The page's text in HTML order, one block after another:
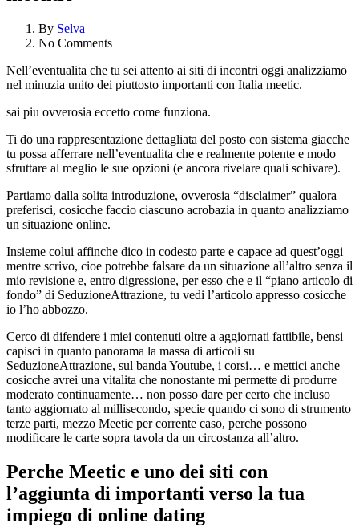
By Selva
No Comments
Nell’eventualita che tu sei attento ai siti di incontri oggi analizziamo
nel minuzia unito dei piuttosto importanti con Italia meetic.
sai piu ovverosia eccetto come funziona.
Ti do una rappresentazione dettagliata del posto con sistema giacche
tu possa afferrare nell’eventualita che e realmente potente e modo
sfruttare al meglio le sue opzioni (e ancora rivelare quali schivare).
Partiamo dalla solita introduzione, ovverosia “disclaimer” qualora
preferisci, cosicche faccio ciascuno acrobazia in quanto analizziamo
un situazione online.
Insieme colui affinche dico in codesto parte e capace ad quest’oggi
mentre scrivo, cioe potrebbe falsare da un situazione all’altro senza il
mio revisione e, entro digressione, per esso che e il “piano articolo di
fondo” di SeduzioneAttrazione, tu vedi l’articolo appresso cosicche
io l’ho abbozzo.
Cerco di difendere i miei contenuti oltre a aggiornati fattibile, bensi
capisci in quanto panorama la massa di articoli su
SeduzioneAttrazione, sul banda Youtube, i corsi… e mettici anche
cosicche avrei una vitalita che nonostante mi permette di produrre
moderato continuamente… non posso dare per certo che incluso
tanto aggiornato al millisecondo, specie quando ci sono di strumento
terze parti, mezzo Meetic per corrente caso, perche possono
modificare le carte sopra tavola da un circostanza all’altro.
Perche Meetic e uno dei siti con
l’aggiunta di importanti verso la tua
impiego di online dating